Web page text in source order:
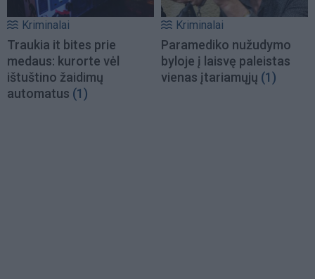
Kriminalai
Traukia it bites prie
medaus: kurorte vėl
ištuštino žaidimų
automatus (1)
Kriminalai
Paramediko nužudymo
byloje į laisvę paleistas
vienas įtariamųjų (1)